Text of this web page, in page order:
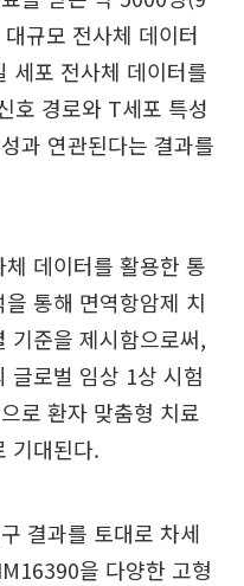
규모 전사체 데이터
세포 전사체 데이터를
호 경로와 T세포 특성
과 연관된다는 결과를
데이터를 활용한 통
통해 면역항암제 치
기준을 제시함으로써,
글로벌 임상 1상 시험
로 환자 맞춤형 치료
기대된다.
결과를 토대로 차세
을 다양한 고형